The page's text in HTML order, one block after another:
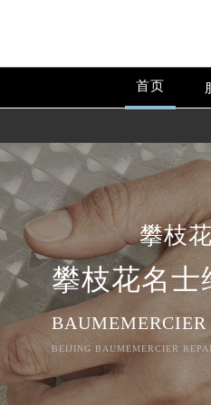
首页
攀枝
攀枝花名士
BEIJING BAUMEMERCIER